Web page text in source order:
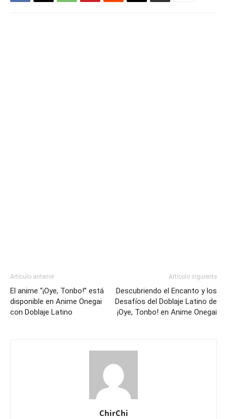
Artículo anterior
El anime “¡Oye, Tonbo!” está
disponible en Anime Onegai
con Doblaje Latino
Artículo siguiente
Descubriendo el Encanto y los
Desafíos del Doblaje Latino de
¡Oye, Tonbo! en Anime Onegai
ChirChi